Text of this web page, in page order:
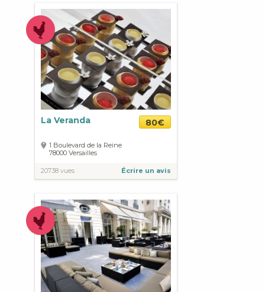
La Veranda 80€
1 Boulevard de la Reine
78000 Versailles
20738 vues Écrire un avis